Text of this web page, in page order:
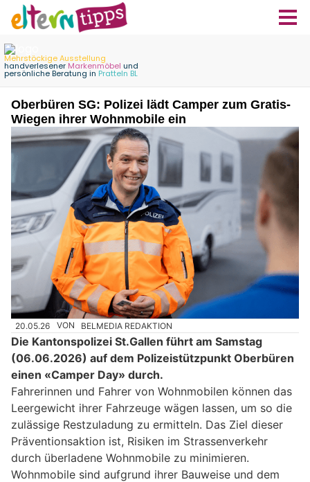
Oberbüren SG: Polizei lädt Camper zum Gratis-
Wiegen ihrer Wohnmobile ein
20.05.26 VON BELMEDIA REDAKTION
Die Kantonspolizei St.Gallen führt am Samstag
(06.06.2026) auf dem Polizeistützpunkt Oberbüren
einen «Camper Day» durch.
Fahrerinnen und Fahrer von Wohnmobilen können das
Leergewicht ihrer Fahrzeuge wägen lassen, um so die
zulässige Restzuladung zu ermitteln. Das Ziel dieser
Präventionsaktion ist, Risiken im Strassenverkehr
durch überladene Wohnmobile zu minimieren.
Wohnmobile sind aufgrund ihrer Bauweise und dem